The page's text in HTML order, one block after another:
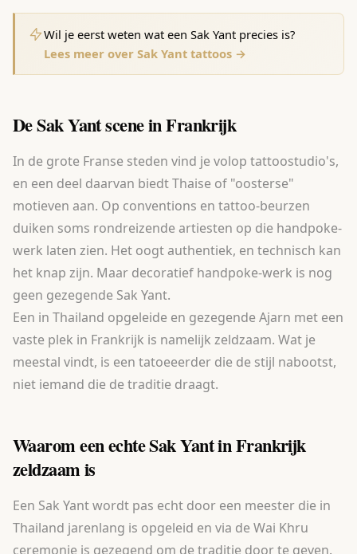
Wil je eerst weten wat een Sak Yant precies is?
Lees meer over Sak Yant tattoos →
De Sak Yant scene in Frankrijk
In de grote Franse steden vind je volop tattoostudio's,
en een deel daarvan biedt Thaise of "oosterse"
motieven aan. Op conventions en tattoo-beurzen
duiken soms rondreizende artiesten op die handpoke-
werk laten zien. Het oogt authentiek, en technisch kan
het knap zijn. Maar decoratief handpoke-werk is nog
geen gezegende Sak Yant.
Een in Thailand opgeleide en gezegende Ajarn met een
vaste plek in Frankrijk is namelijk zeldzaam. Wat je
meestal vindt, is een tatoeeerder die de stijl nabootst,
niet iemand die de traditie draagt.
Waarom een echte Sak Yant in Frankrijk
zeldzaam is
Een Sak Yant wordt pas echt door een meester die in
Thailand jarenlang is opgeleid en via de Wai Khru
ceremonie is gezegend om de traditie door te geven.